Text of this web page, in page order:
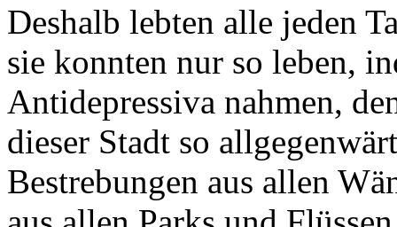
Deshalb lebten alle jeden
sie konnten nur so leben,
Antidepressiva nahmen,
dieser Stadt so
Bestrebungen aus allen